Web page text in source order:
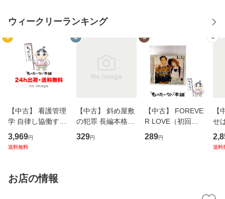
ウィークリーランキング
1
【中古】 看護管理
学 自律し協働する
専門職の看護マネ
ジメントスキル 改
恵 藤本幸三 / 南江
堂 [単行
3,969円
送料無料
2
【中古】 斜め屋敷
の犯罪 長編本格推
理小説 (光文社文
庫) / 島田荘司 / 光
329円
3
【中古】 FOREVE
R LOVE（初回生
産限定盤） / 清水
翔太×加藤ミリヤ /
289円
4
【
せ
タ
送料
お店の情報